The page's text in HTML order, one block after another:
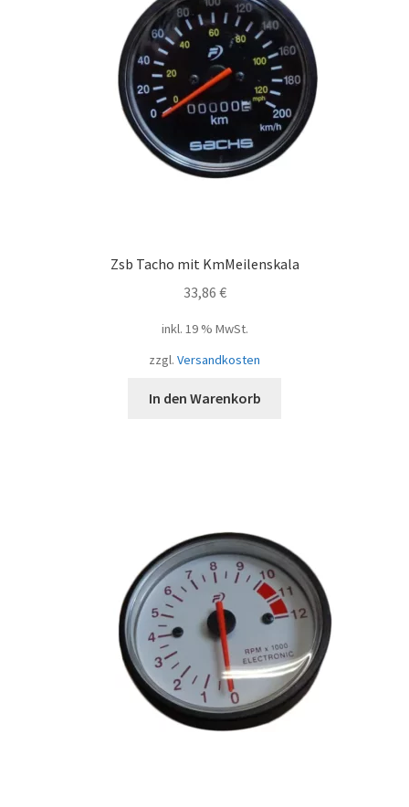
Zsb Tacho mit KmMeilenskala
33,86 €
inkl. 19 % MwSt.
zzgl. Versandkosten
In den Warenkorb